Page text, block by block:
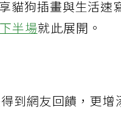
貓狗插畫與生活速
半場就此展開。
到網友回饋，更增